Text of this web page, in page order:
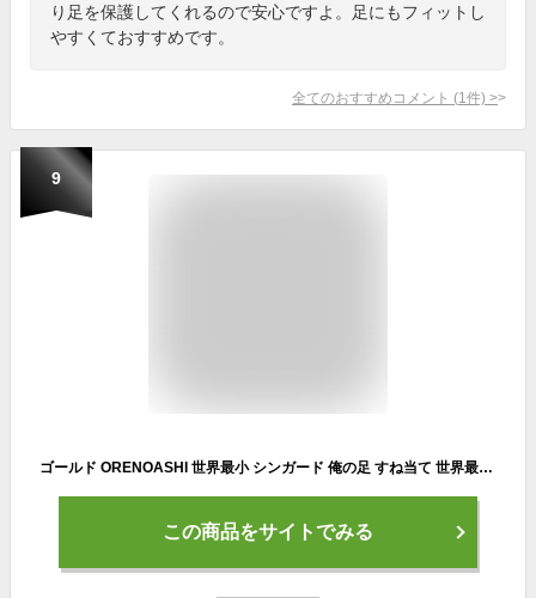
り足を保護してくれるので安心ですよ。足にもフィットし
やすくておすすめです。
全てのおすすめコメント (1 件) >
9
ゴールド ORENOASHI 世界最小 シンガード 俺の足 すね当て 世界最軽量 脛当て 縦10cm 横8cm 18.0g
この商品をサイトでみる